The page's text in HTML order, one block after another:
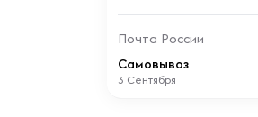
Почта России
Самовывоз
3 Сентября